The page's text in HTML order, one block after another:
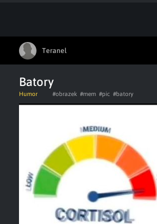
Teranel
Batory
Humor #obrazek #mem #pic #batory